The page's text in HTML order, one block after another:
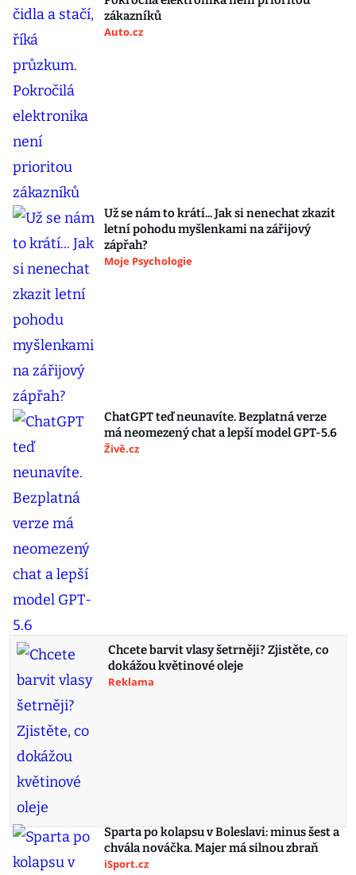
zákazníků
Auto.cz
Už se nám to krátí... Jak si nenechat zkazit
letní pohodu myšlenkami na zářijový
zápřah?
Moje Psychologie
ChatGPT teď neunavíte. Bezplatná verze
má neomezený chat a lepší model GPT-5.6
Živě.cz
Chcete barvit vlasy šetrněji? Zjistěte, co
dokážou květinové oleje
Reklama
Sparta po kolapsu v Boleslavi: minus šest a
chvála nováčka. Majer má silnou zbraň
iSport.cz